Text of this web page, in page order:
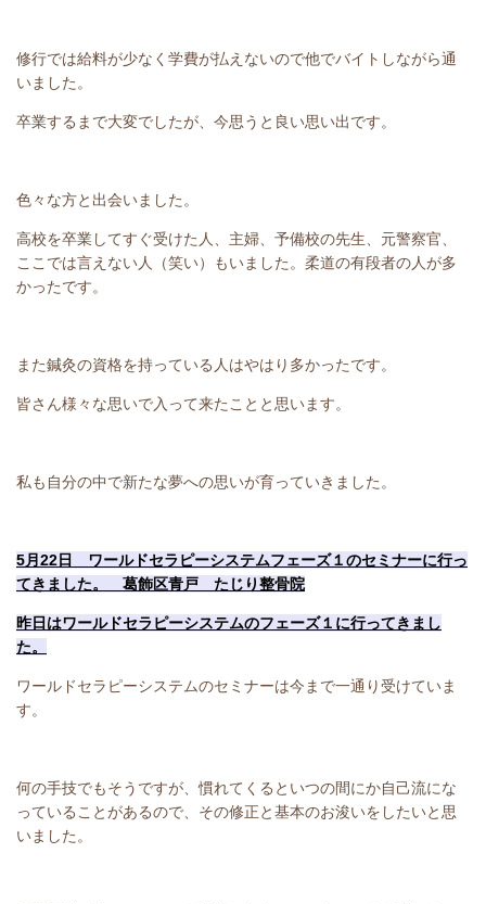
修行では給料が少なく学費が払えないので他でバイトしながら通
いました。
卒業するまで大変でしたが、今思うと良い思い出です。
色々な方と出会いました。
高校を卒業してすぐ受けた人、主婦、予備校の先生、元警察官、
ここでは言えない人（笑い）もいました。柔道の有段者の人が多
かったです。
また鍼灸の資格を持っている人はやはり多かったです。
皆さん様々な思いで入って来たことと思います。
私も自分の中で新たな夢への思いが育っていきました。
5月22日 ワールドセラピーシステムフェーズ１のセミナーに行っ
てきました。 葛飾区青戸 たじり整骨院
昨日はワールドセラピーシステムのフェーズ１に行ってきまし
た。
ワールドセラピーシステムのセミナーは今まで一通り受けていま
す。
何の手技でもそうですが、慣れてくるといつの間にか自己流にな
っていることがあるので、その修正と基本のお浚いをしたいと思
いました。